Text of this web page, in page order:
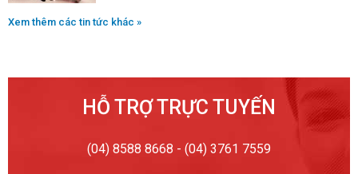
Xem thêm các tin tức khác »
HỖ TRỢ TRỰC TUYẾN
(04) 8588 8668 - (04) 3761 7559